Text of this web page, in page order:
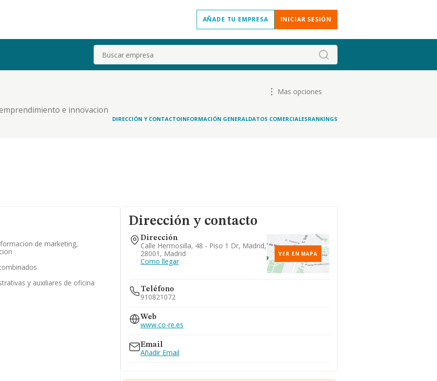
AÑADE TU EMPRESA INICIAR SESIÓN
Buscar
e innovacion
Mas opciones
DIRECCIÓN Y CONTACTOINFORMACIÓN GENERALDATOS COMERCIALESRANKINGS
de marketing,
y auxiliares de oficina
Dirección y contacto
Dirección
Calle Hermosilla, 48 - Piso 1 Dr, Madrid,
28001, Madrid
Como llegar
VER EN MAPA
Teléfono
910821072
Web
www.co-re.es
Email
Añadir Email